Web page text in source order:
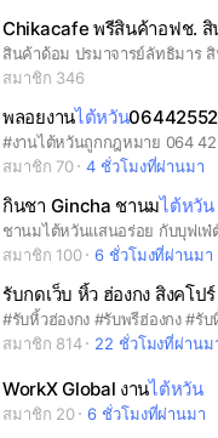
สมาชิก 346
พลอยงานไต้หวัน
สมาชิก 70
4 ชั่วโมงที่ผ่านมา
กินชา Gincha ชานมไต้หวัน
สมาชิก 100
6 ชั่วโมงที่ผ่านมา
รับกดเว็บ หิ้ว ฮ่องกง สิงคโป
สมาชิก 814
22 ชั่วโมงที่ผ่านม
WorkX Global งานไต้หวัน
สมาชิก 20 6 ชั่วโมงที่ผ่านมา